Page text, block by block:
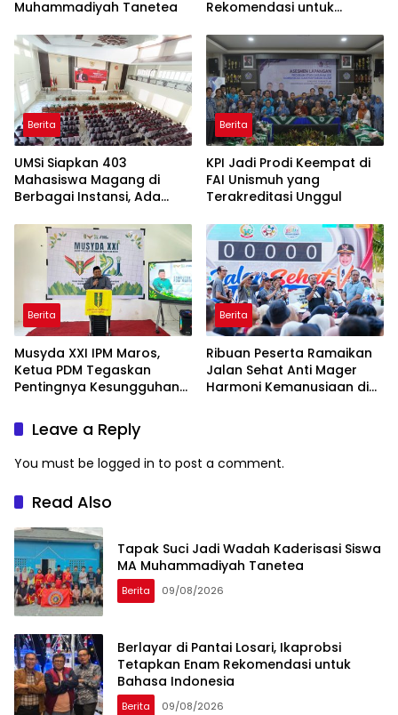
Muhammadiyah Tanetea
Rekomendasi untuk
Berita
UMSi Siapkan 403
Mahasiswa Magang di
Berbagai Instansi, Ada
Taiwan
Berita
KPI Jadi Prodi Keempat di
FAI Unismuh yang
Terakreditasi Unggul
Berita
Musyda XXI IPM Maros,
Ketua PDM Tegaskan
Pentingnya Kesungguhan
Berita
Ribuan Peserta Ramaikan
Jalan Sehat Anti Mager
Harmoni Kemanusiaan di
Leave a Reply
You must be logged in to post a comment.
Read Also
Tapak Suci Jadi Wadah Kaderisasi Siswa
MA Muhammadiyah Tanetea
Berita 09/08/2026
Berlayar di Pantai Losari, Ikaprobsi
Tetapkan Enam Rekomendasi untuk
Bahasa Indonesia
Berita 09/08/2026